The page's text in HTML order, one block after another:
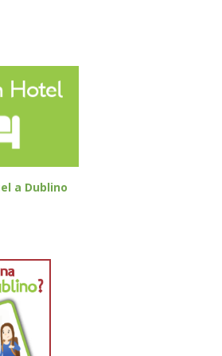
a Dublino